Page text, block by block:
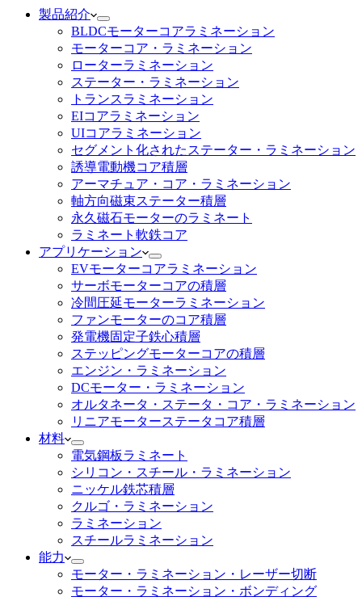
製品紹介
BLDCモーターコアラミネーション
モーターコア・ラミネーション
ローターラミネーション
ステーター・ラミネーション
トランスラミネーション
EIコアラミネーション
UIコアラミネーション
セグメント化されたステーター・ラミネーション
誘導電動機コア積層
アーマチュア・コア・ラミネーション
軸方向磁束ステーター積層
永久磁石モーターのラミネート
ラミネート軟鉄コア
アプリケーション
EVモーターコアラミネーション
サーボモーターコアの積層
冷間圧延モーターラミネーション
ファンモーターのコア積層
発電機固定子鉄心積層
ステッピングモーターコアの積層
エンジン・ラミネーション
DCモーター・ラミネーション
オルタネータ・ステータ・コア・ラミネーション
リニアモーターステータコア積層
材料
電気鋼板ラミネート
シリコン・スチール・ラミネーション
ニッケル鉄芯積層
クルゴ・ラミネーション
ラミネーション
スチールラミネーション
能力
モーター・ラミネーション・レーザー切断
モーター・ラミネーション・ボンディング